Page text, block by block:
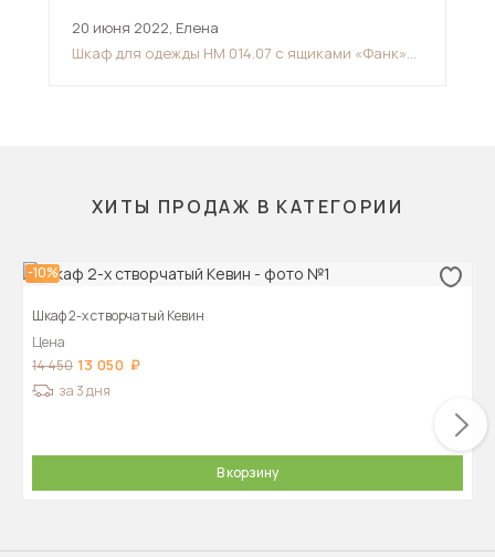
20 июня 2022, Елена
Шкаф для одежды НМ 014.07 с ящиками «Фанк»
ХИТЫ ПРОДАЖ В КАТЕГОРИИ
-10%
Шкаф 2-х створчатый Кевин
Цена
14 450 13 050
за 3 дня
В корзину